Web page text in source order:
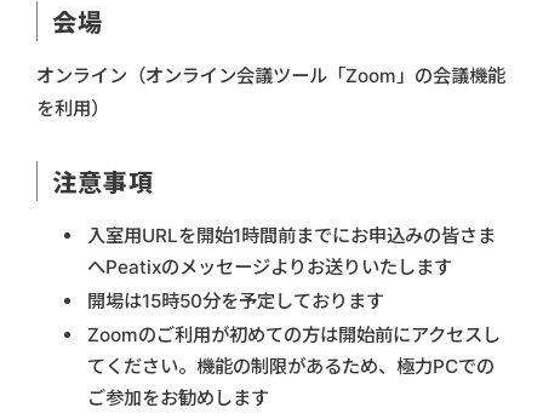
会場
オンライン（オンライン会議ツール「Zoom」の会議機能
を利用）
注意事項
入室用URLを開始1時間前までにお申込みの皆さま
へPeatixのメッセージよりお送りいたします
開場は15時50分を予定しております
Zoomのご利用が初めての方は開始前にアクセスし
てください。機能の制限があるため、極力PCでの
ご参加をお勧めします